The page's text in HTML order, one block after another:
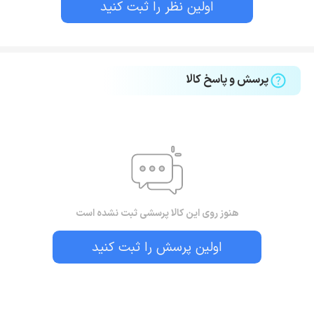
اولین نظر را ثبت کنید
پرسش و پاسخ کالا
هنوز روی این کالا پرسشی ثبت نشده است
اولین پرسش را ثبت کنید